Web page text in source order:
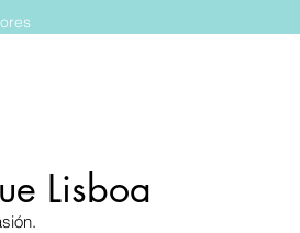
Lisboa